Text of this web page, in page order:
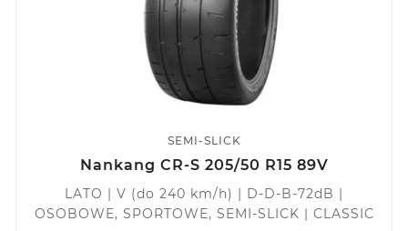
SEMI-SLICK
Nankang CR-S 205/50 R15 89V
LATO | V (do 240 km/h) | D-D-B-72dB |
OSOBOWE, SPORTOWE, SEMI-SLICK | CLASSIC